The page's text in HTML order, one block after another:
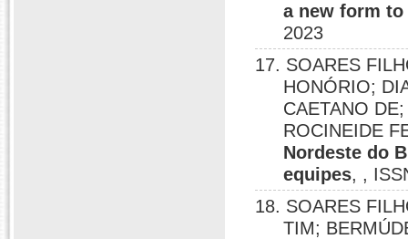
a new form
2023
17. SOARES
HONÓRIO;
CAETANO
ROCINEIDE
Nordeste do
equipes, ,
18. SOARES
TIM;